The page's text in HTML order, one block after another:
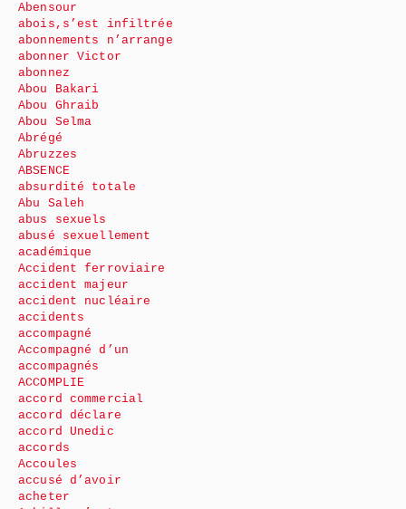
Abensour
abois,s’est infiltrée
abonnements n’arrange
abonner Victor
abonnez
Abou Bakari
Abou Ghraib
Abou Selma
Abrégé
Abruzzes
ABSENCE
absurdité totale
Abu Saleh
abus sexuels
abusé sexuellement
académique
Accident ferroviaire
accident majeur
accident nucléaire
accidents
accompagné
Accompagné d’un
accompagnés
ACCOMPLIE
accord commercial
accord déclare
accord Unedic
accords
Accoules
accusé d’avoir
acheter